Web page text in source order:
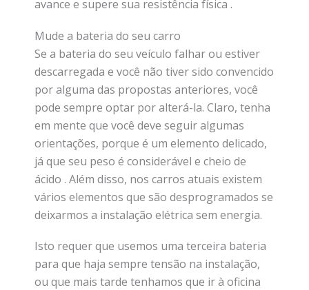
avance e supere sua resistência física .
Mude a bateria do seu carro
Se a bateria do seu veículo falhar ou estiver
descarregada e você não tiver sido convencido
por alguma das propostas anteriores, você
pode sempre optar por alterá-la. Claro, tenha
em mente que você deve seguir algumas
orientações, porque é um elemento delicado,
já que seu peso é considerável e cheio de
ácido . Além disso, nos carros atuais existem
vários elementos que são desprogramados se
deixarmos a instalação elétrica sem energia.
Isto requer que usemos uma terceira bateria
para que haja sempre tensão na instalação,
ou que mais tarde tenhamos que ir à oficina